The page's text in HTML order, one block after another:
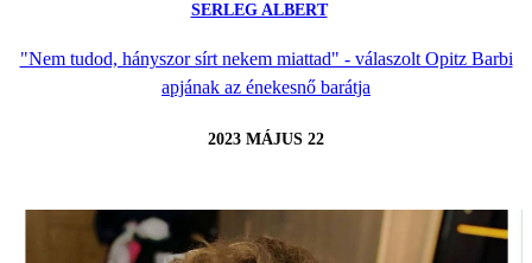
SERLEG ALBERT
"Nem tudod, hányszor sírt nekem miattad" - válaszolt Opitz Barbi
apjának az énekesnő barátja
2023 MÁJUS 22